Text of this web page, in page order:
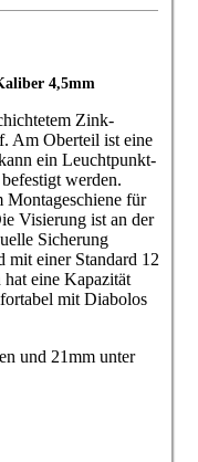
4,5mm
Zink-
Am Oberteil ist eine
ein Leuchtpunkt-
werden.
Montageschiene für
Visierung ist an der
Sicherung
einer Standard 12
eine Kapazität
mit Diabolos
und 21mm unter